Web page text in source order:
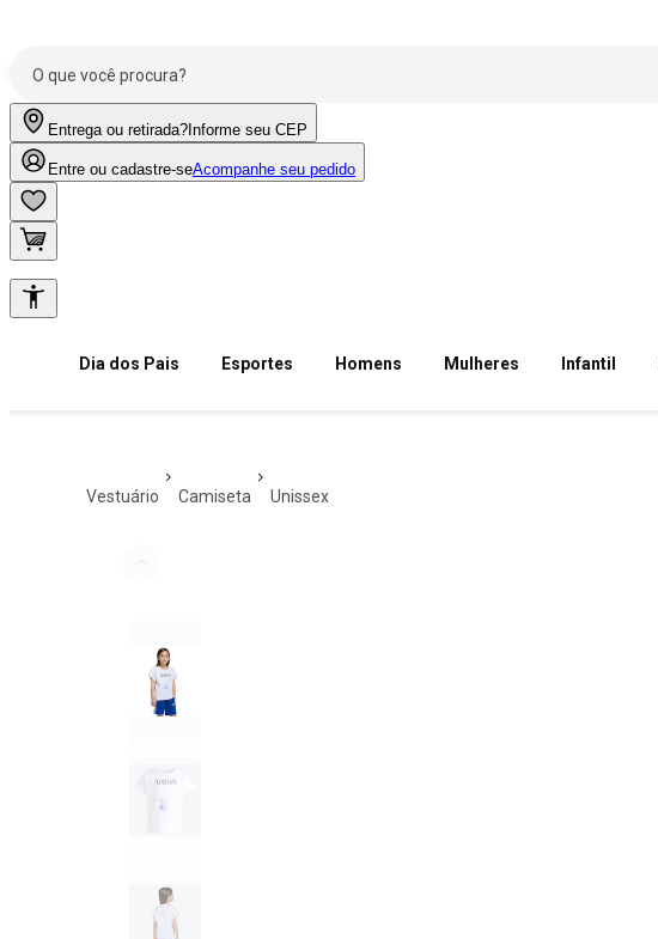
Entrega ou retirada? Informe seu CEP
Entre ou cadastre-seAcompanhe seu pedido
Dia dos Pais Esportes Homens Mulheres Infantil
vestuário camiseta unissex